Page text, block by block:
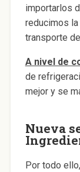
importarlos
reducimos la
transporte
A nivel de
de
mejor y se
Nueva
Por todo